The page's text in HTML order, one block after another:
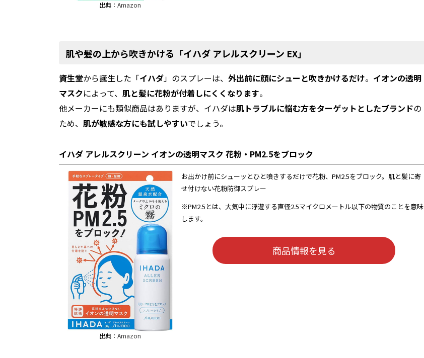
出典：Amazon
肌や髪の上から吹きかける「イハダ アレルスクリーン EX」
資生堂から誕生した「イハダ」のスプレーは、外出前に顔にシューと吹きかけるだけ。 イオンの透明
マスクによって、肌と髪に花粉が付着しにくくなります。
他メーカーにも類似商品はありますが、イハダは肌トラブルに悩む方をターゲットとしたブランドの
ため、肌が敏感な方にも試しやすいでしょう。
イハダ アレルスクリーン イオンの透明マスク 花粉・PM2.5をブロック
出典：Amazon
お出かけ前にシューッとひと噴きするだけで花粉、PM2.5をブロック。肌と髪に寄
せ付けない花粉防御スプレー
※PM2.5とは、大気中に浮遊する直径2.5マイクロメートル以下の物質のことを意味
します。
商品情報を見る